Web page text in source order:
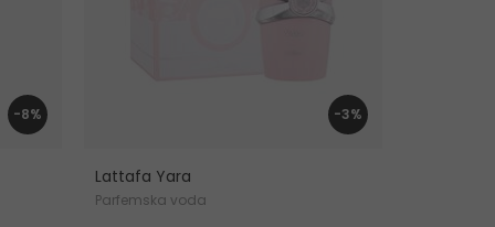
-8% -3%
Lattafa Yara
Parfemska voda